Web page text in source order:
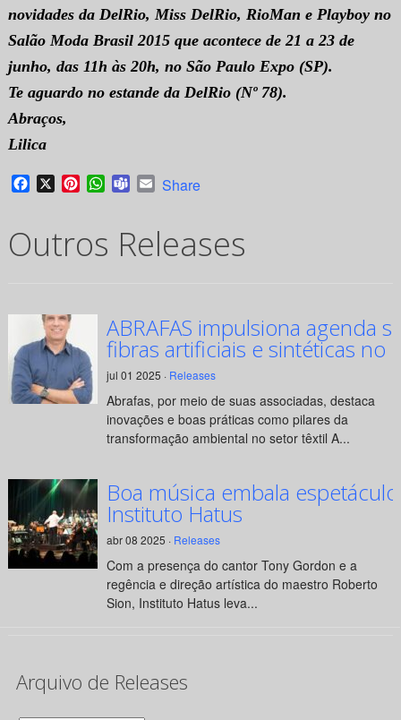
novidades da DelRio, Miss DelRio, RioMan e Playboy no
Salão Moda Brasil 2015 que acontece de 21 a 23 de
junho, das 11h às 20h, no São Paulo Expo (SP).
Te aguardo no estande da DelRio (Nº 78).
Abraços,
Lilica
Facebook
X PinterestWhatsApp
TeamsEmail
Share
Outros Releases
ABRAFAS impulsiona agenda
fibras artificiais e sintéticas no
jul 01 2025 · Releases
Abrafas, por meio de suas associadas, destaca
inovações e boas práticas como pilares da
transformação ambiental no setor têxtil A...
Boa música embala
Instituto Hatus
abr 08 2025 · Releases
Com a presença do cantor Tony Gordon e a
regência e direção artística do maestro Roberto
Sion, Instituto Hatus leva...
Arquivo de Releases